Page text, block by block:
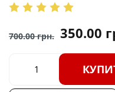
700.00грн. 350.00